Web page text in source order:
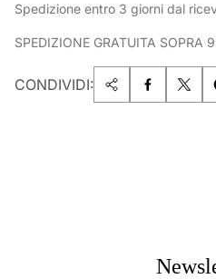
Spedizione entro 3 giorni dal
SPEDIZIONE GRATUITA SOPRA
CONDIVIDI: